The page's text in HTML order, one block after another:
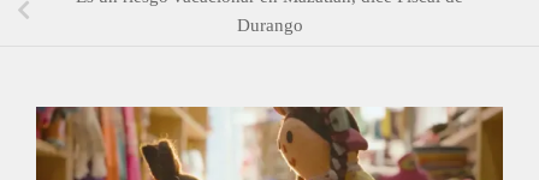
Durango